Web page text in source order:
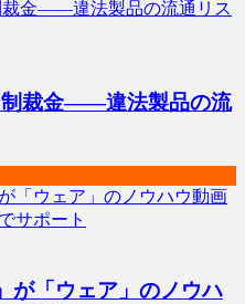
制裁金――違法製品の流
が「ウェア」のノウハ